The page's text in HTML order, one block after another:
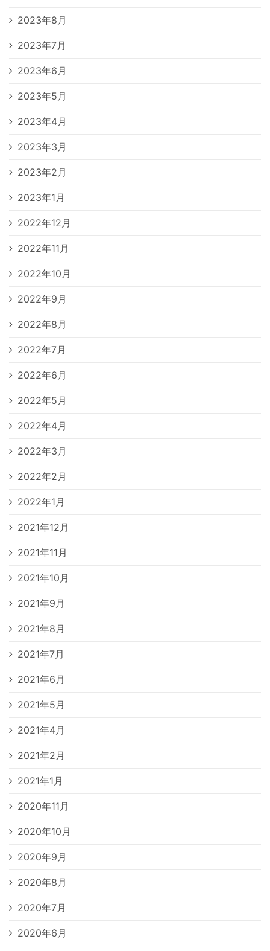
2023年8月
2023年7月
2023年6月
2023年5月
2023年4月
2023年3月
2023年2月
2023年1月
2022年12月
2022年11月
2022年10月
2022年9月
2022年8月
2022年7月
2022年6月
2022年5月
2022年4月
2022年3月
2022年2月
2022年1月
2021年12月
2021年11月
2021年10月
2021年9月
2021年8月
2021年7月
2021年6月
2021年5月
2021年4月
2021年2月
2021年1月
2020年11月
2020年10月
2020年9月
2020年8月
2020年7月
2020年6月